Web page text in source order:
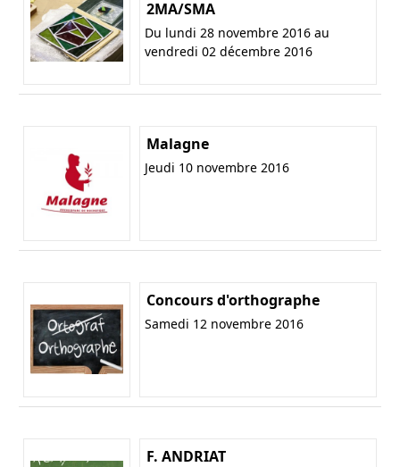
2MA/SMA
Du lundi 28 novembre 2016 au
vendredi 02 décembre 2016
Malagne
Jeudi 10 novembre 2016
Concours d'orthographe
Samedi 12 novembre 2016
F. ANDRIAT